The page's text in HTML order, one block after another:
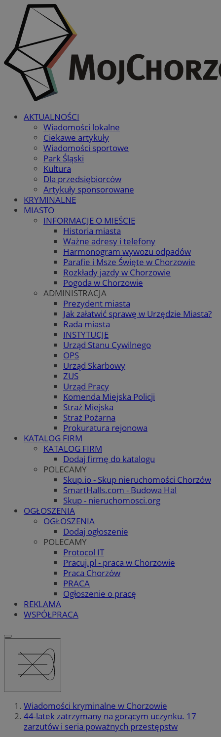
AKTUALNOŚCI
Wiadomości lokalne
Ciekawe artykuły
Wiadomości sportowe
Park Śląski
Kultura
Dla przedsiębiorców
Artykuły sponsorowane
KRYMINALNE
MIASTO
INFORMACJE O MIEŚCIE
Historia miasta
Ważne adresy i telefony
Harmonogram wywozu odpadów
Parafie i Msze Święte w Chorzowie
Rozkłady jazdy w Chorzowie
Pogoda w Chorzowie
ADMINISTRACJA
Prezydent miasta
Jak załatwić sprawę w Urzędzie Miasta?
Rada miasta
INSTYTUCJE
Urząd Stanu Cywilnego
OPS
Urząd Skarbowy
ZUS
Urząd Pracy
Komenda Miejska Policji
Straż Miejska
Straż Pożarna
Prokuratura rejonowa
KATALOG FIRM
KATALOG FIRM
Dodaj firmę do katalogu
POLECAMY
Skup.io - Skup nieruchomości Chorzów
SmartHalls.com - Budowa Hal
Skup - nieruchomosci.org
OGŁOSZENIA
OGŁOSZENIA
Dodaj ogłoszenie
POLECAMY
Protocol IT
Pracuj.pl - praca w Chorzowie
Praca Chorzów
PRACA
Ogłoszenie o pracę
REKLAMA
WSPÓŁPRACA
Wiadomości kryminalne w Chorzowie
44-latek zatrzymany na gorącym uczynku. 17
zarzutów i seria poważnych przestępstw